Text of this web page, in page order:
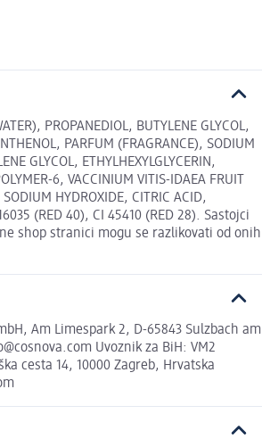
PROPANEDIOL, BUTYLENE GLYCOL,
PARFUM (FRAGRANCE), SODIUM
GLYCOL, ETHYLHEXYLGLYCERIN,
6, VACCINIUM VITIS-IDAEA FRUIT
HYDROXIDE, CITRIC ACID,
(RED 40), CI 45410 (RED 28). Sastojci
shop stranici mogu se razlikovati od onih
Am Limespark 2, D-65843 Sulzbach am
Uvoznik za BiH: VM2
cesta 14, 10000 Zagreb, Hrvatska